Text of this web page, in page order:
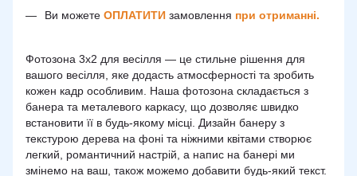
Ви можете ОПЛАТИТИ замовлення при отриманні.
Фотозона 3х2 для весілля — це стильне рішення для
вашого весілля, яке додасть атмосферності та зробить
кожен кадр особливим. Наша фотозона складається з
банера та металевого каркасу, що дозволяє швидко
встановити її в будь-якому місці. Дизайн банеру з
текстурою дерева на фоні та ніжними квітами створює
легкий, романтичний настрій, а напис на банері ми
змінемо на ваш, також можемо добавити будь-який текст.